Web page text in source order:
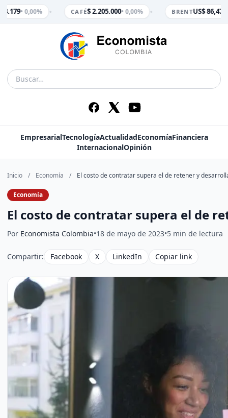
• 0,00% CAFÉ$ 2.205.000• 0,00% BRENTUS$ 86,47•
EmpresarialTecnologíaActualidadEconomíaFinanciera
InternacionalOpinión
Inicio / Economía / El costo de contratar supera el de retener y
Economía
El costo de contratar supera el de
Por Economista Colombia•18 de mayo de 2023•5 min de lectura
Compartir: Facebook X LinkedIn Copiar link